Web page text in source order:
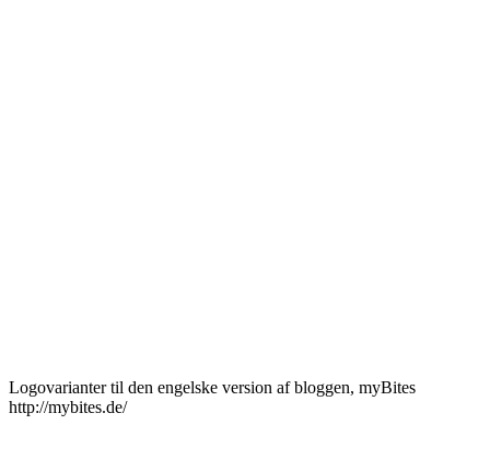
Logovarianter til den engelske version af bloggen, myBites
http://mybites.de/